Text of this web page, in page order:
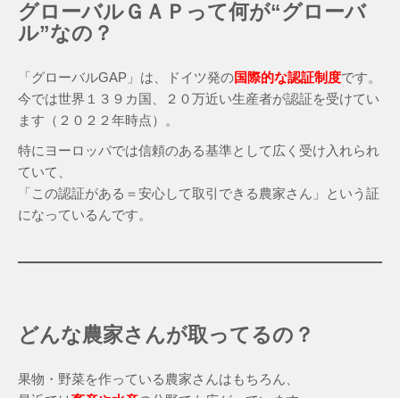
グローバルＧＡＰって何が“グローバ
ル”なの？
「グローバルGAP」は、ドイツ発の国際的な認証制度です。
今では世界１３９カ国、２０万近い生産者が認証を受けてい
ます（２０２２年時点）。
特にヨーロッパでは信頼のある基準として広く受け入れられ
ていて、
「この認証がある＝安心して取引できる農家さん」という証
になっているんです。
どんな農家さんが取ってるの？
果物・野菜を作っている農家さんはもちろん、